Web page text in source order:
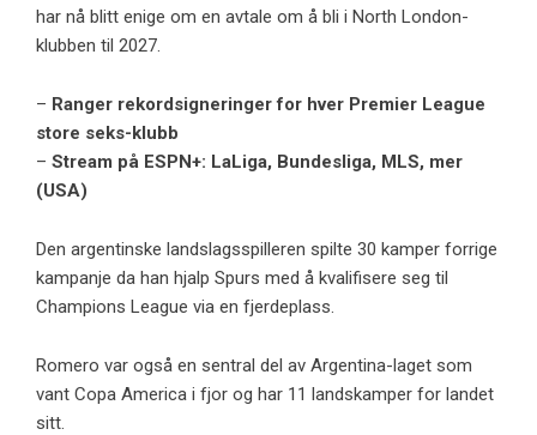
har nå blitt enige om en avtale om å bli i North London-
klubben til 2027.
– Ranger rekordsigneringer for hver Premier League
store seks-klubb
– Stream på ESPN+: LaLiga, Bundesliga, MLS, mer
(USA)
Den argentinske landslagsspilleren spilte 30 kamper forrige
kampanje da han hjalp Spurs med å kvalifisere seg til
Champions League via en fjerdeplass.
Romero var også en sentral del av Argentina-laget som
vant Copa America i fjor og har 11 landskamper for landet
sitt.